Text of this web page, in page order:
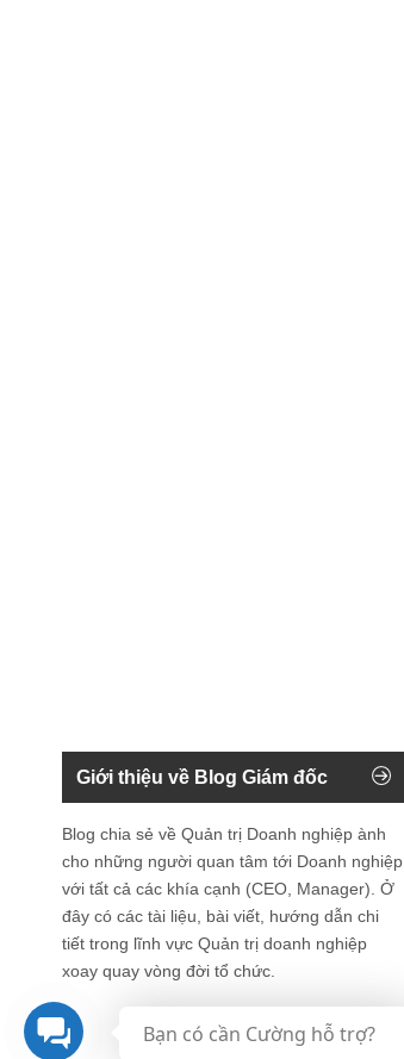
Giới thiệu về Blog Giám đốc
Blog chia sẻ về Quản trị Doanh nghiệp ành
cho những người quan tâm tới Doanh nghiệp
với tất cả các khía cạnh (CEO, Manager). Ở
đây có các tài liệu, bài viết, hướng dẫn chi
tiết trong lĩnh vực Quản trị doanh nghiệp
xoay quay vòng đời tổ chức.
Bạn có cần Cường hỗ trợ?